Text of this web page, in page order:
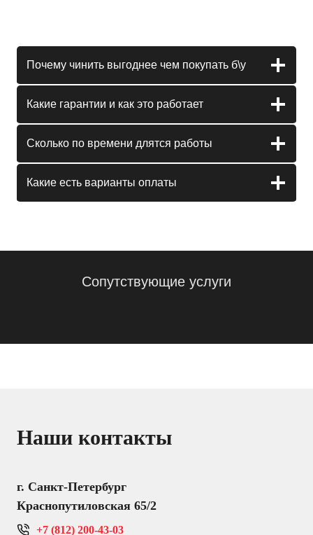
Почему чинить выгоднее чем покупать б\у
Какие гарантии и как это работает
Сколько по времени длятся работы
Какие есть варианты оплаты
Сопутствующие услуги
Наши контакты
г. Санкт-Петербург
Краснопутиловская 65/2
+7 (812) 200-43-03